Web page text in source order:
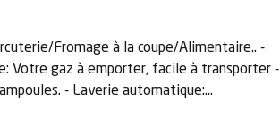
Fromage à la coupe/Alimentaire.. -
Votre gaz à emporter, facile à transporter -
- Laverie automatique:...